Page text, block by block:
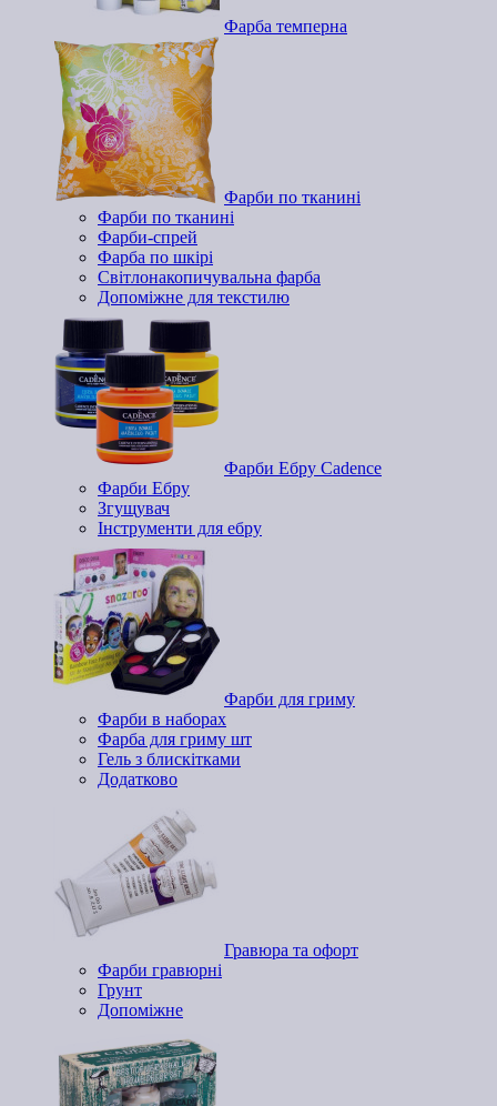
Фарба темперна
Фарби по тканині
Фарби по тканині
Фарби-спрей
Фарба по шкірі
Світлонакопичувальна фарба
Допоміжне для текстилю
Фарби Ебру Cadence
Фарби Ебру
Згущувач
Інструменти для ебру
Фарби для гриму
Фарби в наборах
Фарба для гриму шт
Гель з блискітками
Додатково
Гравюра та офорт
Фарби гравюрні
Грунт
Допоміжне